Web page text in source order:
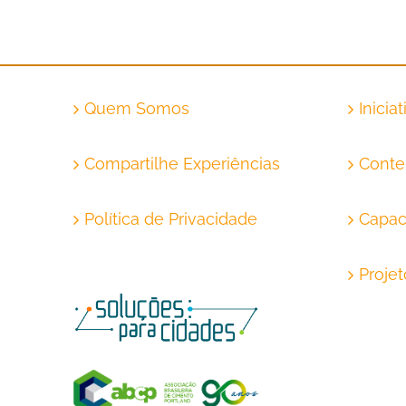
Quem Somos
Compartilhe Experiências
Política de Privacidade